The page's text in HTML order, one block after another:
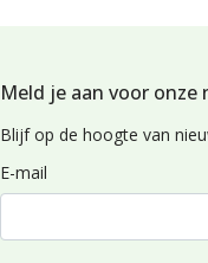
Meld je aan voor onze
Blijf op de hoogte van
E-mail